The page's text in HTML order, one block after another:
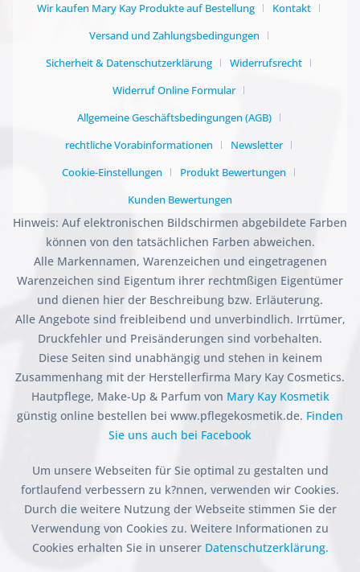
Wir kaufen Mary Kay Produkte auf Bestellung
Kontakt
Versand und Zahlungsbedingungen
Sicherheit & Datenschutzerklärung
Widerrufsrecht
Widerruf Online Formular
Allgemeine Geschäftsbedingungen (AGB)
rechtliche Vorabinformationen
Newsletter
Cookie-Einstellungen
Produkt Bewertungen
Kunden Bewertungen
Hinweis: Auf elektronischen Bildschirmen abgebildete Farben
können von den tatsächlichen Farben abweichen.
Alle Markennamen, Warenzeichen und eingetragenen
Warenzeichen sind Eigentum ihrer rechtmßigen Eigentümer
und dienen hier der Beschreibung bzw. Erläuterung.
Alle Angebote sind freibleibend und unverbindlich. Irrtümer,
Druckfehler und Preisänderungen sind vorbehalten.
Diese Seiten sind unabhängig und stehen in keinem
Zusammenhang mit der Herstellerfirma Mary Kay Cosmetics.
Hautpflege, Make-Up & Parfum von Mary Kay Kosmetik
günstig online bestellen bei www.pflegekosmetik.de. Finden
Sie uns auch bei Facebook
Um unsere Webseiten für Sie optimal zu gestalten und
fortlaufend verbessern zu k?nnen, verwenden wir Cookies.
Durch die weitere Nutzung der Webseite stimmen Sie der
Verwendung von Cookies zu. Weitere Informationen zu
Cookies erhalten Sie in unserer Datenschutzerklärung.